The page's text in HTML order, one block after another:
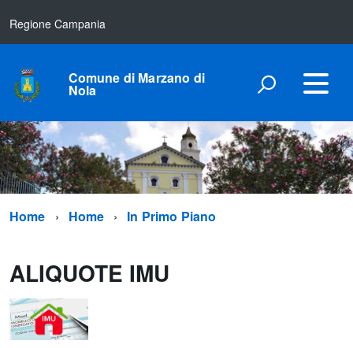
Regione Campania
Comune di Marzano di
Nola
Home Home In Primo Piano
ALIQUOTE IMU